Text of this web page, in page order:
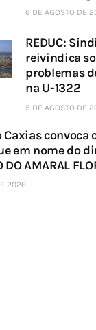
6 DE AGOSTO DE
REDUC:
reivindica
problemas
na U-1322
5 DE AGOSTO DE
convoca
em nome do
DO AMARAL
2026